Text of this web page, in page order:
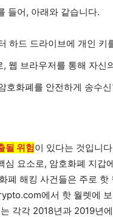
들어, 아래와 같습니다.
하드 드라이브에 개인 키
웹 브라우저를 통해 자신
호화폐를 안전하게 송수
될 위험이 있다는 것입니
요소로, 암호화폐 지
폐 해킹 사건들은 주로 핫
에서 핫 월렛에
각각 2018년과 2019년